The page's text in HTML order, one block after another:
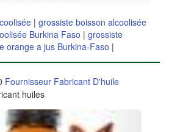
| grossiste boisson alcoolisée
Burkina Faso | grossiste
orange a jus Burkina-Faso |
Fournisseur Fabricant D'huile
huiles